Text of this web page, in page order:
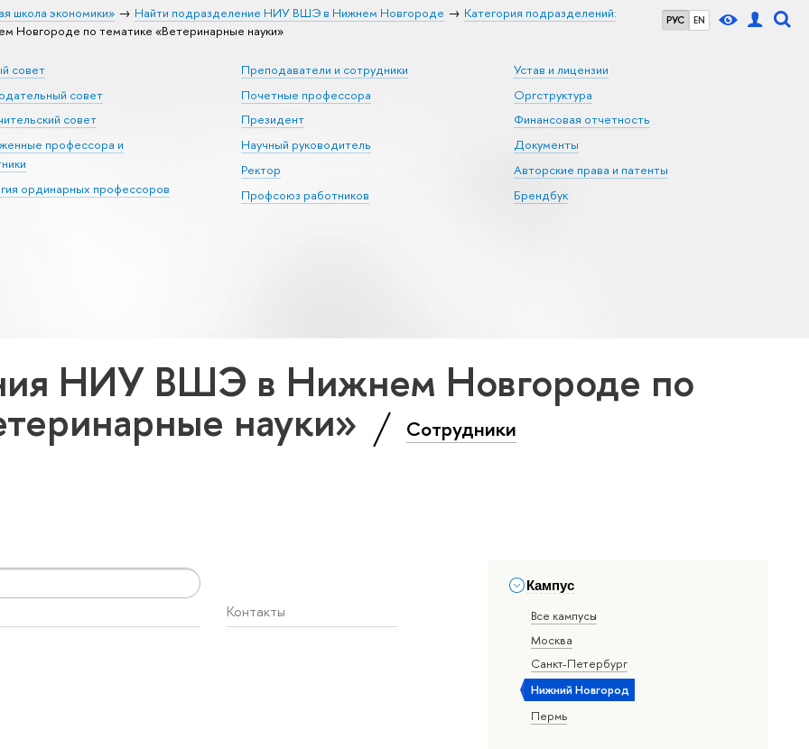
РУС EN
школа экономики» Найти подразделение НИУ ВШЭ в Нижнем Новгороде
Категория подразделений:
по тематике «Ветеринарные науки»
совет
совет
совет
профессора и
ординарных профессоров
Преподаватели и сотрудники
Почетные профессора
Президент
Научный руководитель
Ректор
Профсоюз работников
Устав и лицензии
Оргструктура
Финансовая отчетность
Документы
Авторские права и патенты
Брендбук
НИУ ВШЭ в Нижнем Новгороде по
науки» Сотрудники
Кампус
Все кампусы
Москва
Санкт-Петербург
Нижний Новгород
Пермь
Контакты